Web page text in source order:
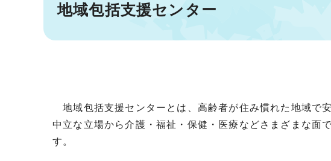
地域包括支援センター
地域包括支援センターとは、高齢者が住み慣れた地域で
中立な立場から介護・福祉・保健・医療などさまざまな面
す。